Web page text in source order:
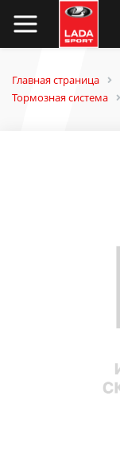
Главная страница
Тормозная система